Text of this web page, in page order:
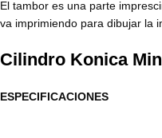
El tambor es una parte
va imprimiendo para dibujar la
Cilindro Konica
ESPECIFICACIONES